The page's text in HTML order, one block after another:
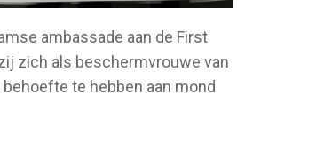
ambassade aan de First
zich als beschermvrouwe van
te hebben aan mond